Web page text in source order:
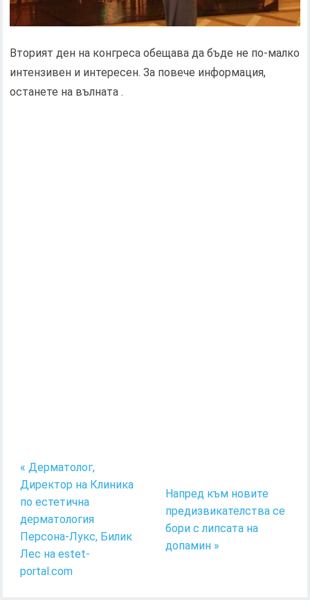
Вторият ден на конгреса обещава да бъде не по-малко
интензивен и интересен. За повече информация,
останете на вълната .
« Дерматолог,
Директор на Клиника
по естетична
дерматология
Персона-Лукс, Билик
Лес на estet-
portal.com
Напред към новите
предизвикателства се
бори с липсата на
допамин »